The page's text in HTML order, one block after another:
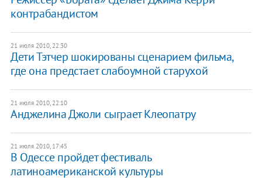
контрабандистом
21 июля 2010, 22:30
Дети Тэтчер шокированы сценарием фильма,
где она предстает слабоумной старухой
21 июля 2010, 22:10
Анджелина Джоли сыграет Клеопатру
21 июля 2010, 17:45
В Одессе пройдет фестиваль
латиноамериканской культуры